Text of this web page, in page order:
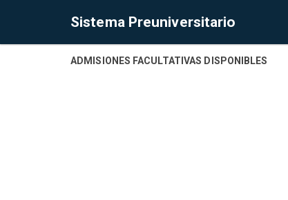
Sistema Preuniversitario
ADMISIONES FACULTATIVAS DISPONIBLES